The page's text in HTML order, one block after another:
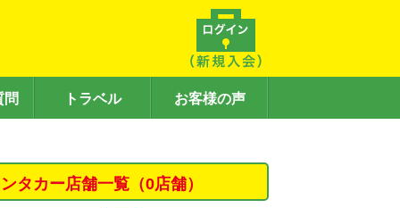
問 トラベル お客様の声
タカー店舗一覧（0店舗）